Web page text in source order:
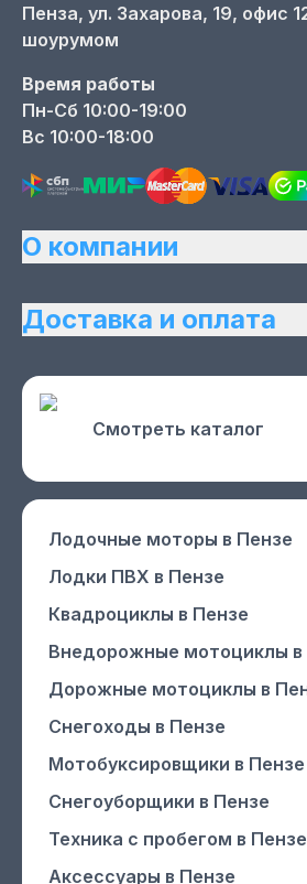
Пенза, ул. Захарова, 19, офис
шоурумом
Время работы
Пн-Сб 10:00-19:00
Вс 10:00-18:00
О компании
Доставка и оплата
Смотреть каталог
Лодочные моторы в Пензе
Лодки ПВХ в Пензе
Квадроциклы в Пензе
Внедорожные мотоциклы
Дорожные мотоциклы в
Снегоходы в Пензе
Мотобуксировщики в Пензе
Снегоуборщики в Пензе
Техника с пробегом в Пензе
Аксессуары в Пензе